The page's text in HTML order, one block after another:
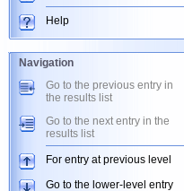
Help
Navigation
Go to the previous entry in
the results list
Go to the next entry in the
results list
For entry at previous level
Go to the lower-level entry